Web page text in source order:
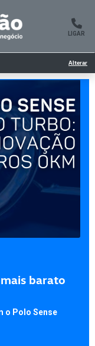
LIGAR
Alterar
barato
o Polo Sense